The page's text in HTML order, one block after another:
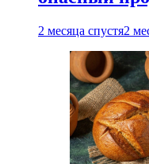
2 месяца спустя2